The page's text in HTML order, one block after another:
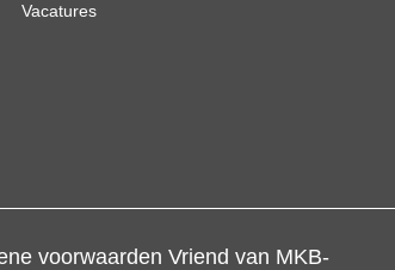
Vacatures
voorwaarden Vriend van MKB-